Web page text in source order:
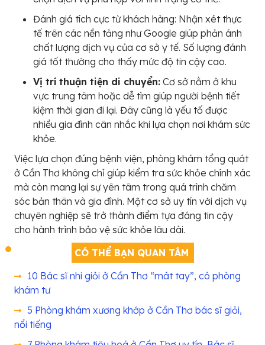
Đánh giá tích cực từ khách hàng: Nhận xét thực
tế trên các nền tảng như Google giúp phản ánh
chất lượng dịch vụ của cơ sở y tế. Số lượng đánh
giá tốt thường cho thấy mức độ tin cậy cao.
Vị trí thuận tiện di chuyển: Cơ sở nằm ở khu
vực trung tâm hoặc dễ tìm giúp người bệnh tiết
kiệm thời gian đi lại. Đây cũng là yếu tố được
nhiều gia đình cân nhắc khi lựa chọn nơi khám sức
khỏe.
Việc lựa chọn đúng bệnh viện, phòng khám tổng quát
ở Cần Thơ không chỉ giúp kiểm tra sức khỏe chính xác
mà còn mang lại sự yên tâm trong quá trình chăm
sóc bản thân và gia đình. Một cơ sở uy tín với dịch vụ
chuyên nghiệp sẽ trở thành điểm tựa đáng tin cậy
cho hành trình bảo vệ sức khỏe lâu dài.
CÓ THỂ BẠN QUAN TÂM
10 Bác sĩ nhi giỏi ở Cần Thơ “mát tay”, có phòng
khám tư
5 Phòng khám xương khớp ở Cần Thơ bác sĩ giỏi,
nổi tiếng